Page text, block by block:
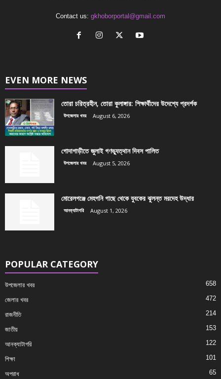
Contact us: gkhoborportal@gmail.com
EVEN MORE NEWS
তোরা চরিত্রহীন, তোরা কুলাঙ্গার: শিক্ষার্থীদের উদেশ্যে প্রদর্শক
উপজেলার খবর August 6, 2026
গোদাগাড়ীতে জুলাই গণভ্যুত্থান দিবস পালিত
উপজেলার খবর August 5, 2026
মোরেলগঞ্জে মেহগনি গাছে থেকে যুবকের ঝুলন্ত মরদেহ উদ্ধার
আনক্যাটাগরি August 1, 2026
POPULAR CATEGORY
উপজেলার খবর 658
জেলার খবর 472
রাজনীতি 214
জাতীয় 153
আনক্যাটাগরি 122
শিক্ষা 101
অপরাধ 65